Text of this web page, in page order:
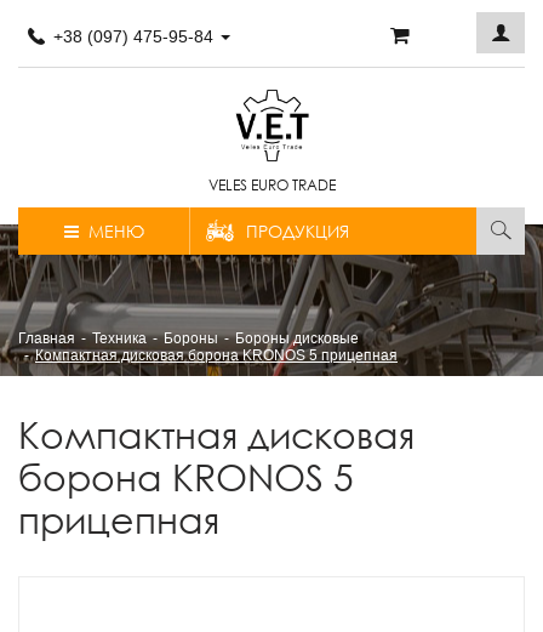
+38 (097) 475-95-84
VELES EURO TRADE
МЕНЮ ПРОДУКЦИЯ
Главная Техника Бороны
Бороны дисковые
Компактная дисковая борона KRONOS 5 прицепная
Компактная дисковая
борона KRONOS 5
прицепная